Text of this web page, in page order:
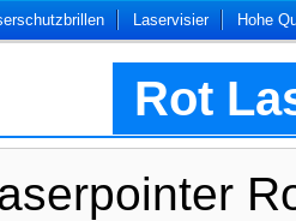
Laservisier Hohe
Rot